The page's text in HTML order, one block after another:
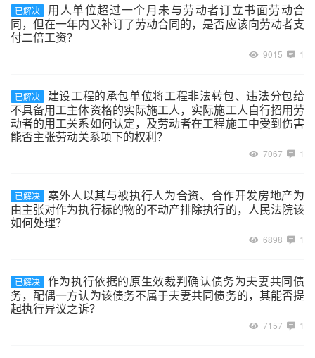
已解决
用人单位超过一个月未与劳动者订立书面劳动合
同，但在一年内又补订了劳动合同的，是否应该向劳动者支
付二倍工资？
9015 1
已解决
建设工程的承包单位将工程非法转包、违法分包给
不具备用工主体资格的实际施工人，实际施工人自行招用劳
动者的用工关系如何认定，及劳动者在工程施工中受到伤害
能否主张劳动关系项下的权利？
7067 1
已解决
案外人以其与被执行人为合资、合作开发房地产为
由主张对作为执行标的物的不动产排除执行的，人民法院该
如何处理？
6898 1
已解决
作为执行依据的原生效裁判确认债务为夫妻共同债
务，配偶一方认为该债务不属于夫妻共同债务的，其能否提
起执行异议之诉？
7157 1